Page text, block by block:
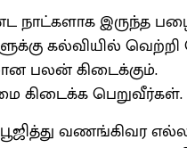
நாட்களாக இருந்த
கல்வியில்
பலன் கிடைக்கும்.
கிடைக்க பெறுவீர்கள்.
வணங்கிவர